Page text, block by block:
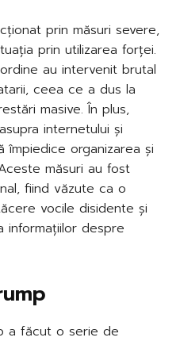
prin măsuri severe,
prin utilizarea forței.
au intervenit brutal
ceea ce a dus la
masive. În plus,
internetului și
împiedice organizarea și
măsuri au fost
fiind văzute ca o
vocile disidente și
informațiilor despre
a făcut o serie de